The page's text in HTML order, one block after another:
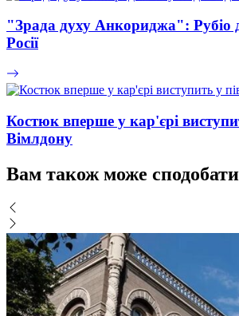
"Зрада духу Анкориджа": Рубіо
Росії
Костюк вперше у кар'єрі
Вімлдону
Вам також може